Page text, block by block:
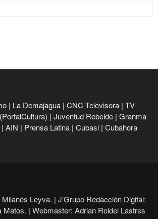
| La Demajagua | CNC Televisora | TV
| Juventud Rebelde | Granma
| AIN | Prensa Latina | Cubasi | Cubahora
Leyva. | J'Grupo Redacción Digital:
Matos. | Webmaster: Adrian Roidel Lastres